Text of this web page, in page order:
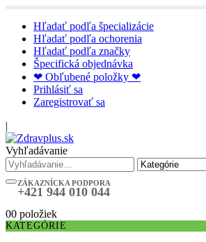
Hľadať podľa špecializácie
Hľadať podľa ochorenia
Hľadať podľa značky
Špecifická objednávka
❤ Obľubené položky ❤
Prihlásiť sa
Zaregistrovať sa
|
Vyhľadávanie
ZÁKAZNÍCKA PODPORA
+421 944 010 044
00 položiek
KATEGÓRIE